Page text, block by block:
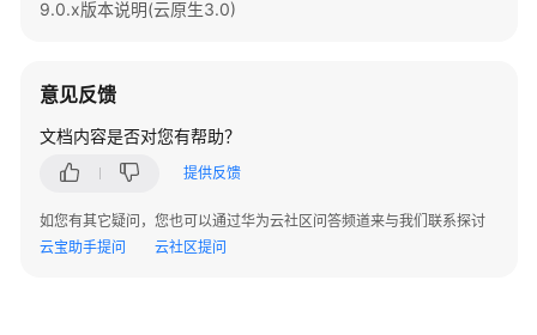
指
南
API
参
考
9.0.x版本说明(云原生3.0)
意见反馈
文档内容是否对您有帮助？
提供反馈
如您有其它疑问，您也可以通过华为云社区问答频道来与我们联系探讨
云宝助手提问
云社区提问